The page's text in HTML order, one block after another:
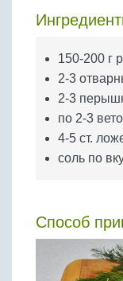
Яйца
Крупы
150-200 г
2-3
2-3
по 2-3
4-5 ст.
соль по
Способ